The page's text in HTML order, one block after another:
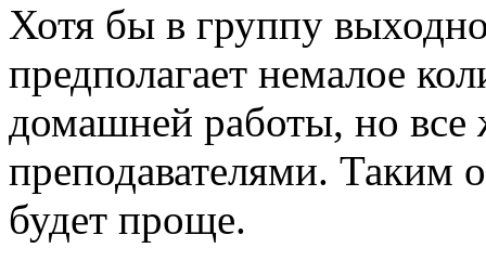
Хотя бы в группу
предполагает немалое
домашней работы, но все
преподавателями. Таким
будет проще.